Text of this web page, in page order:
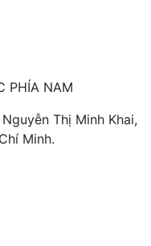
PHÍA NAM
Thị Minh Khai,
Minh.